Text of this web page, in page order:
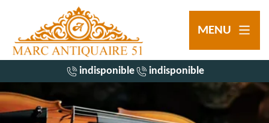
MENU
indisponible indisponible